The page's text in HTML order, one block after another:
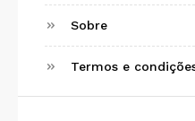
Sobre
Termos e